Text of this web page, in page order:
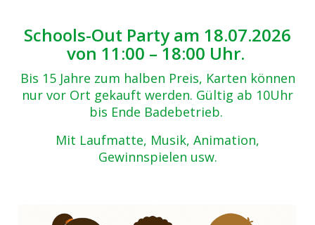
Schools-Out Party am 18.07.2026
von 11:00 – 18:00 Uhr.
Bis 15 Jahre zum halben Preis, Karten können
nur vor Ort gekauft werden. Gültig ab 10Uhr
bis Ende Badebetrieb.
Mit Laufmatte, Musik, Animation,
Gewinnspielen usw.